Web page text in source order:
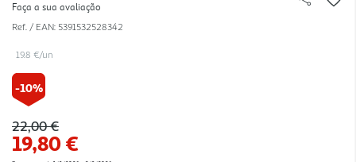
Faça a sua avaliação
Ref. / EAN: 5391532528342
19.8 €/un
-10%
Price reduced from
22,00 €to
19,80 €